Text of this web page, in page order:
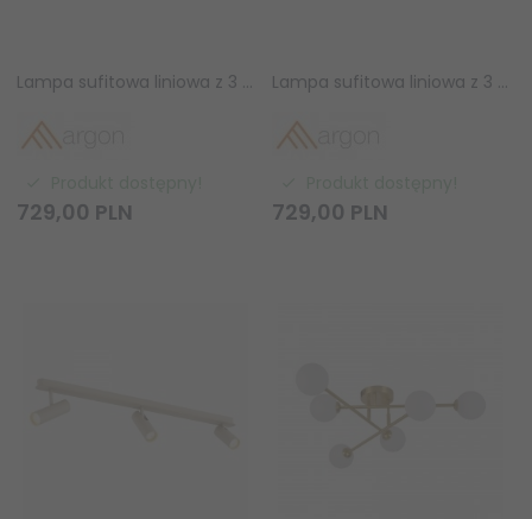
Lampa sufitowa liniowa z 3 reflektorami regulowana różowa minimalistyczna uniwersalna LINCA 6369 Argon
729,00 PLN
Lampa sufitowa liniowa z 3 reflektorami regulowana biała minimalistyczna uniwersalna LINCA 6368 Argon
729,00 PLN